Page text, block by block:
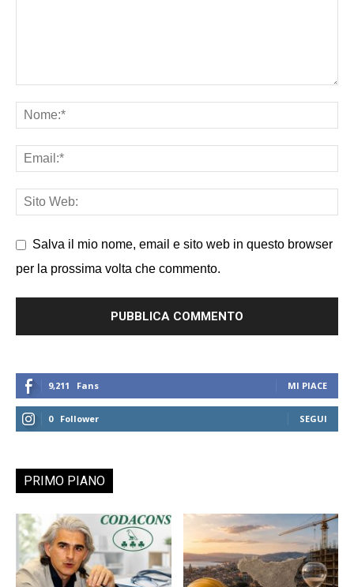
Salva il mio nome, email e sito web in questo browser
per la prossima volta che commento.
9,211 Fans MI PIACE
0 Follower SEGUI
PRIMO PIANO